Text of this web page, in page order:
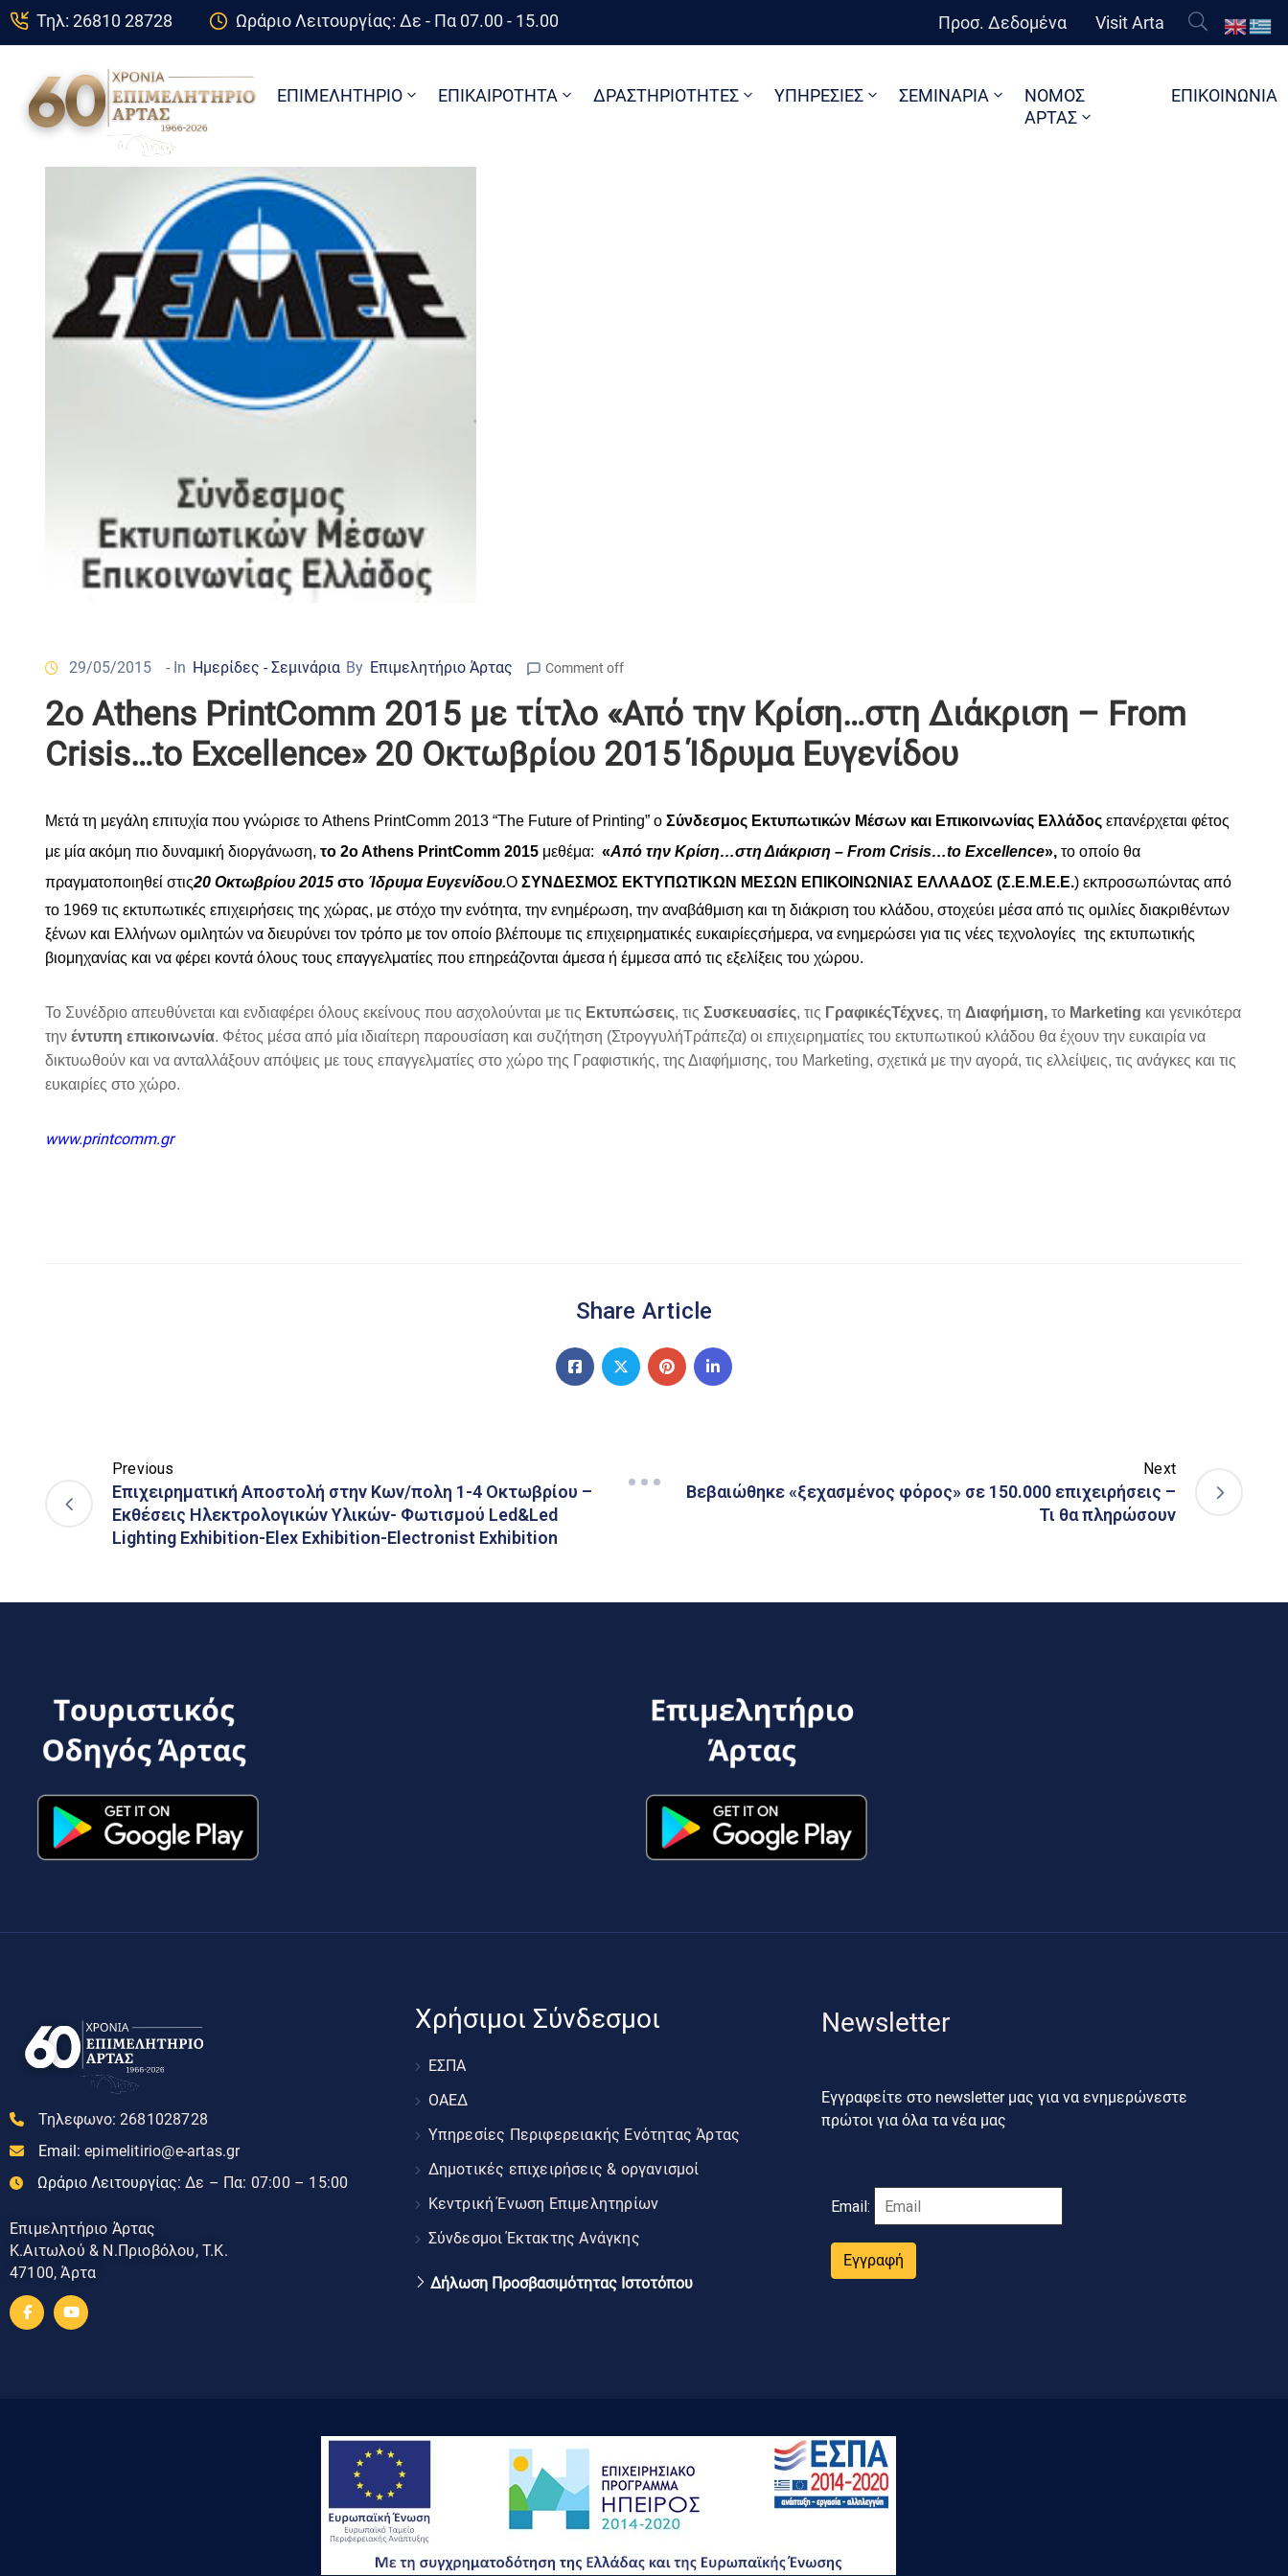
Τηλ: 26810 28728 Ωράριο Λειτουργίας: Δε - Πα 07.00 - 15.00 Προσ. Δεδομένα Visit Arta
ΕΠΙΜΕΛΗΤΗΡΙΟ ΕΠΙΚΑΙΡΟΤΗΤΑ ΔΡΑΣΤΗΡΙΟΤΗΤΕΣ ΥΠΗΡΕΣΙΕΣ ΣΕΜΙΝΑΡΙΑ
ΝΟΜΟΣ
ΑΡΤΑΣ
ΕΠΙΚΟΙΝΩΝΙΑ
29/05/2015 - In Ημερίδες - Σεμινάρια By Επιμελητήριο Άρτας Comment off
2o Athens PrintComm 2015 με τίτλο «Από την Κρίση…στη Διάκριση – From
Crisis…to Excellence» 20 Οκτωβρίου 2015 Ίδρυμα Ευγενίδου
Μετά τη μεγάλη επιτυχία που γνώρισε το Athens PrintComm 2013 “The Future of Printing” ο Σύνδεσμος Εκτυπωτικών Μέσων και Επικοινωνίας Ελλάδος επανέρχεται φέτος
με μία ακόμη πιο δυναμική διοργάνωση, το 2o Athens PrintComm 2015 μεθέμα: «Από την Κρίση…στηΔιάκριση – From Crisis…to Excellence», το οποίο θα
πραγματοποιηθεί στις20 Οκτωβρίου 2015 στο ΊδρυμαΕυγενίδου.Ο ΣΥΝΔΕΣΜΟΣ ΕΚΤΥΠΩΤΙΚΩΝ ΜΕΣΩΝ ΕΠΙΚΟΙΝΩΝΙΑΣ ΕΛΛΑΔΟΣ (Σ.Ε.Μ.Ε.Ε.) εκπροσωπώντας από
το 1969 τις εκτυπωτικές επιχειρήσεις της χώρας, με στόχο την ενότητα, την ενημέρωση, την αναβάθμιση και τη διάκριση του κλάδου, στοχεύει μέσα από τις ομιλίες διακριθέντων
ξένων και Ελλήνων ομιλητών να διευρύνει τον τρόπο με τον οποίο βλέπουμε τις επιχειρηματικές ευκαιρίεςσήμερα, να ενημερώσει για τις νέες τεχνολογίες της εκτυπωτικής
βιομηχανίας και να φέρει κοντά όλους τους επαγγελματίες που επηρεάζονται άμεσα ή έμμεσα από τις εξελίξεις του χώρου.
Το Συνέδριο απευθύνεται και ενδιαφέρει όλους εκείνους που ασχολούνται με τις Εκτυπώσεις, τις Συσκευασίες, τις ΓραφικέςΤέχνες, τη Διαφήμιση, το Marketing και γενικότερα
την έντυπη επικοινωνία. Φέτος μέσα από μία ιδιαίτερη παρουσίαση και συζήτηση (ΣτρογγυλήΤράπεζα) οι επιχειρηματίες του εκτυπωτικού κλάδου θα έχουν την ευκαιρία να
δικτυωθούν και να ανταλλάξουν απόψεις με τους επαγγελματίες στο χώρο της Γραφιστικής, της Διαφήμισης, του Marketing, σχετικά με την αγορά, τις ελλείψεις, τις ανάγκες και τις
ευκαιρίες στο χώρο.
www.printcomm.gr
Share Article
Previous
Επιχειρηματική Αποστολή στην Κων/πολη 1-4 Οκτωβρίου –
Εκθέσεις Ηλεκτρολογικών Υλικών- Φωτισμού Led&Led
Lighting Exhibition-Elex Exhibition-Electronist Exhibition
Next
Βεβαιώθηκε «ξεχασμένος φόρος» σε 150.000 επιχειρήσεις –
Τι θα πληρώσουν
Τηλεφωνο: 2681028728
Email: epimelitirio@e-artas.gr
Ωράριο Λειτουργίας: Δε – Πα: 07:00 – 15:00
Επιμελητήριο Άρτας
Κ.Αιτωλού & Ν.Πριοβόλου, Τ.Κ.
47100, Άρτα
Χρήσιμοι Σύνδεσμοι
ΕΣΠΑ
ΟΑΕΔ
Υπηρεσίες Περιφερειακής Ενότητας Άρτας
Δημοτικές επιχειρήσεις & οργανισμοί
Κεντρική Ένωση Επιμελητηρίων
Σύνδεσμοι Έκτακτης Ανάγκης
Δήλωση Προσβασιμότητας Ιστοτόπου
Newsletter
Εγγραφείτε στο newsletter μας για να ενημερώνεστε
πρώτοι για όλα τα νέα μας
Email:
Εγγραφή